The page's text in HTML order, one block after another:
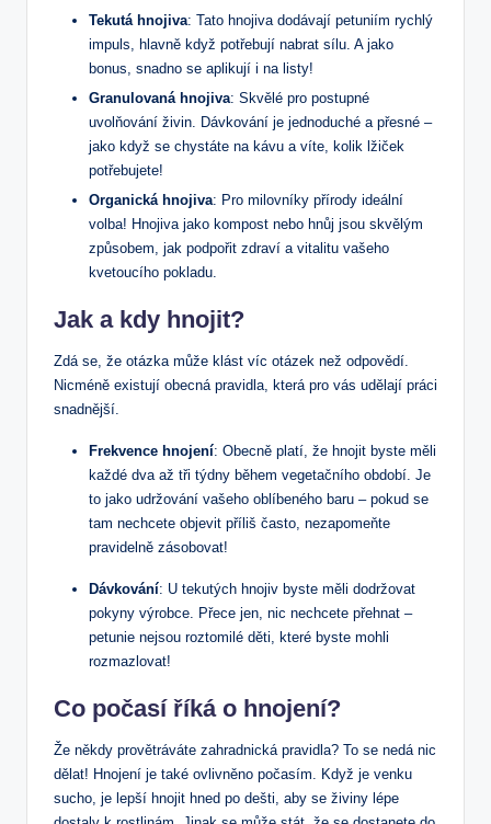
Tekutá hnojiva: Tato hnojiva dodávají petuniím rychlý
impuls, hlavně když potřebují nabrat sílu. A jako
bonus, snadno se aplikují i na listy!
Granulovaná hnojiva: Skvělé pro postupné
uvolňování živin. Dávkování je jednoduché a přesné –
jako když se chystáte na kávu a víte, kolik lžiček
potřebujete!
Organická hnojiva: Pro milovníky přírody ideální
volba! Hnojiva jako kompost nebo hnůj jsou skvělým
způsobem, jak podpořit zdraví a vitalitu vašeho
kvetoucího pokladu.
Jak a kdy hnojit?
Zdá se, že otázka může klást víc otázek než odpovědí.
Nicméně existují obecná pravidla, která pro vás udělají práci
snadnější.
Frekvence hnojení: Obecně platí, že hnojit byste měli
každé dva až tři týdny během vegetačního období. Je
to jako udržování vašeho oblíbeného baru – pokud se
tam nechcete objevit příliš často, nezapomeňte
pravidelně zásobovat!
Dávkování: U tekutých hnojiv byste měli dodržovat
pokyny výrobce. Přece jen, nic nechcete přehnat –
petunie nejsou roztomilé děti, které byste mohli
rozmazlovat!
Co počasí říká o hnojení?
Že někdy provětráváte zahradnická pravidla? To se nedá nic
dělat! Hnojení je také ovlivněno počasím. Když je venku
sucho, je lepší hnojit hned po dešti, aby se živiny lépe